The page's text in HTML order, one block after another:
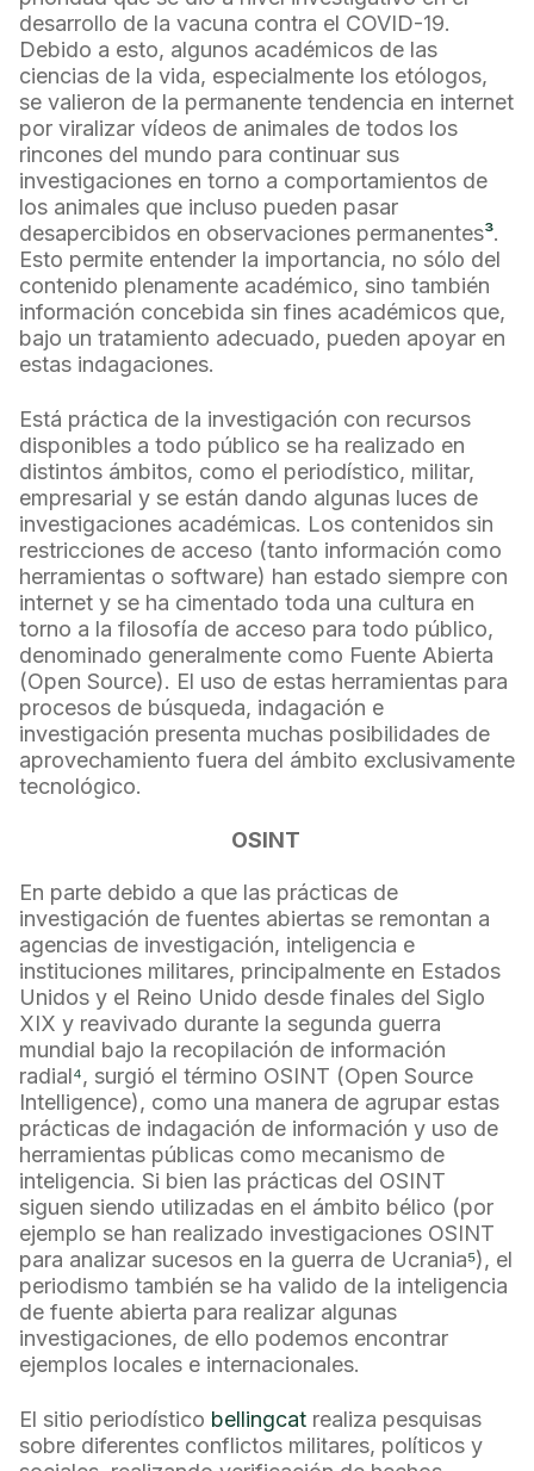
desarrollo de la vacuna contra el COVID-19.
Debido a esto, algunos académicos de las
ciencias de la vida, especialmente los etólogos,
se valieron de la permanente tendencia en internet
por viralizar vídeos de animales de todos los
rincones del mundo para continuar sus
investigaciones en torno a comportamientos de
los animales que incluso pueden pasar
desapercibidos en observaciones permanentes³.
Esto permite entender la importancia, no sólo del
contenido plenamente académico, sino también
información concebida sin fines académicos que,
bajo un tratamiento adecuado, pueden apoyar en
estas indagaciones.
Está práctica de la investigación con recursos
disponibles a todo público se ha realizado en
distintos ámbitos, como el periodístico, militar,
empresarial y se están dando algunas luces de
investigaciones académicas. Los contenidos sin
restricciones de acceso (tanto información como
herramientas o software) han estado siempre con
internet y se ha cimentado toda una cultura en
torno a la filosofía de acceso para todo público,
denominado generalmente como Fuente Abierta
(Open Source). El uso de estas herramientas para
procesos de búsqueda, indagación e
investigación presenta muchas posibilidades de
aprovechamiento fuera del ámbito exclusivamente
tecnológico.
OSINT
En parte debido a que las prácticas de
investigación de fuentes abiertas se remontan a
agencias de investigación, inteligencia e
instituciones militares, principalmente en Estados
Unidos y el Reino Unido desde finales del Siglo
XIX y reavivado durante la segunda guerra
mundial bajo la recopilación de información
radial⁴, surgió el término OSINT (Open Source
Intelligence), como una manera de agrupar estas
prácticas de indagación de información y uso de
herramientas públicas como mecanismo de
inteligencia. Si bien las prácticas del OSINT
siguen siendo utilizadas en el ámbito bélico (por
ejemplo se han realizado investigaciones OSINT
para analizar sucesos en la guerra de Ucrania⁵), el
periodismo también se ha valido de la inteligencia
de fuente abierta para realizar algunas
investigaciones, de ello podemos encontrar
ejemplos locales e internacionales.
El sitio periodístico bellingcat realiza pesquisas
sobre diferentes conflictos militares, políticos y